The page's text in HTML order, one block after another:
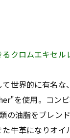
クロムエキセル
世界的に有名な
を使用。コンビ
の油脂をブレン
牛革になりオイ